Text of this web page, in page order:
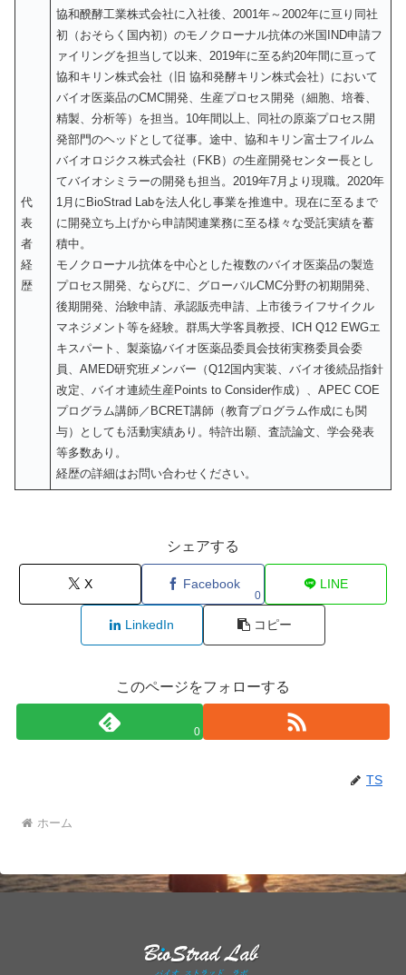
代
表
者
経
歴
協和醗酵工業株式会社に入社後、2001年～2002年に亘り同社
初（おそらく国内初）のモノクローナル抗体の米国IND申請フ
ァイリングを担当して以来、2019年に至る約20年間に亘って
協和キリン株式会社（旧 協和発酵キリン株式会社）において
バイオ医薬品のCMC開発、生産プロセス開発（細胞、培養、
精製、分析等）を担当。10年間以上、同社の原薬プロセス開
発部門のヘッドとして従事。途中、協和キリン富士フイルム
バイオロジクス株式会社（FKB）の生産開発センター長とし
てバイオシミラーの開発も担当。2019年7月より現職。2020年
1月にBioStrad Labを法人化し事業を推進中。現在に至るまで
に開発立ち上げから申請関連業務に至る様々な受託実績を蓄
積中。
モノクローナル抗体を中心とした複数のバイオ医薬品の製造
プロセス開発、ならびに、グローバルCMC分野の初期開発、
後期開発、治験申請、承認販売申請、上市後ライフサイクル
マネジメント等を経験。群馬大学客員教授、ICH Q12 EWGエ
キスパート、製薬協バイオ医薬品委員会技術実務委員会委
員、AMED研究班メンバー（Q12国内実装、バイオ後続品指針
改定、バイオ連続生産Points to Consider作成）、APEC COE
プログラム講師／BCRET講師（教育プログラム作成にも関
与）としても活動実績あり。特許出願、査読論文、学会発表
等多数あり。
経歴の詳細はお問い合わせください。
シェアする
X Facebook
0
LINE
LinkedIn コピー
このページをフォローする
0
TS
ホーム